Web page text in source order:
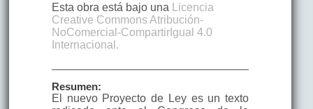
Esta obra está bajo una
Licencia
Creative Commons Atribución-
NoComercial-CompartirIgual 4.0
Internacional.
Resumen:
El nuevo Proyecto de Ley es un texto